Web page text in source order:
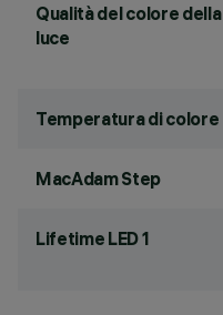
Qualità del colore della
luce
Temperatura di colore
MacAdam Step
Lifetime LED 1